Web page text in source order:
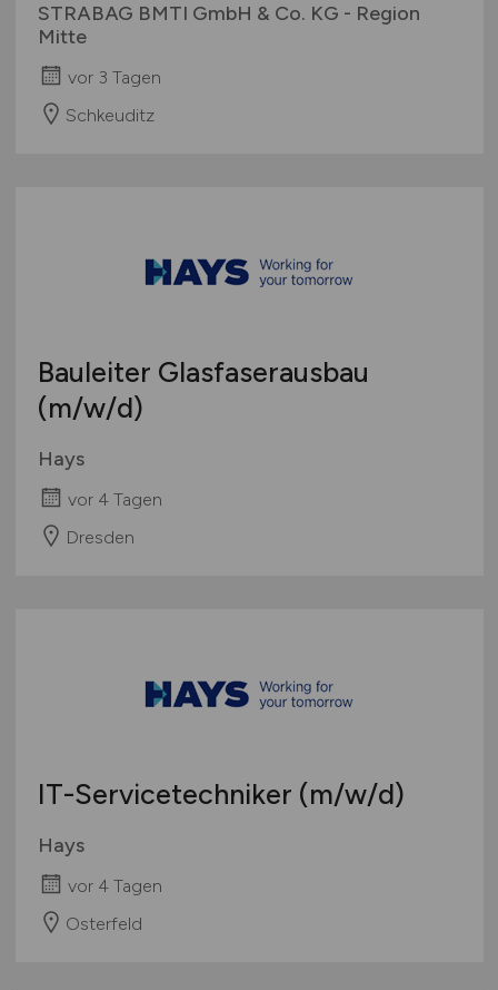
STRABAG BMTI GmbH & Co. KG - Region
Mitte
vor 3 Tagen
Schkeuditz
Bauleiter Glasfaserausbau
(m/w/d)
Hays
vor 4 Tagen
Dresden
IT-Servicetechniker (m/w/d)
Hays
vor 4 Tagen
Osterfeld